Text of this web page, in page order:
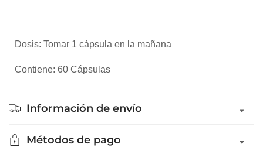
Dosis: Tomar 1 cápsula en la mañana
Contiene: 60 Cápsulas
Información de envío
Métodos de pago